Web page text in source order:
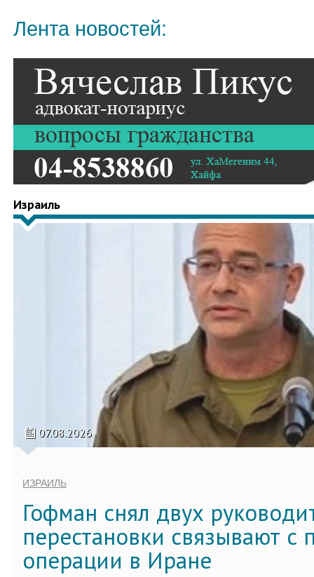
Лента новостей:
Израиль
07.08.2026
ИЗРАИЛЬ
Гофман снял двух
перестановки связывают с
операции в Иране